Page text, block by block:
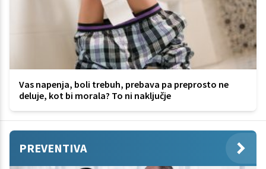
Vas napenja, boli trebuh, prebava pa preprosto ne
deluje, kot bi morala? To ni naključje
PREVENTIVA